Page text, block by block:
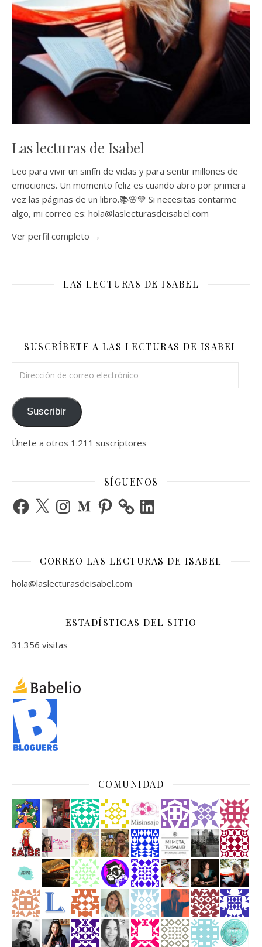
Las lecturas de Isabel
Leo para vivir un sinfín de vidas y para sentir millones de
emociones. Un momento feliz es cuando abro por primera
vez las páginas de un libro.📚🌸💚 Si necesitas contarme
algo, mi correo es: hola@laslecturasdeisabel.com
Ver perfil completo →
LAS LECTURAS DE ISABEL
SUSCRÍBETE A LAS LECTURAS DE ISABEL
Suscribir
Únete a otros 1.211 suscriptores
SÍGUENOS
Facebook
X InstagramMediumPinterest LinkedIn
CORREO LAS LECTURAS DE ISABEL
hola@laslecturasdeisabel.com
ESTADÍSTICAS DEL SITIO
31.356 visitas
COMUNIDAD